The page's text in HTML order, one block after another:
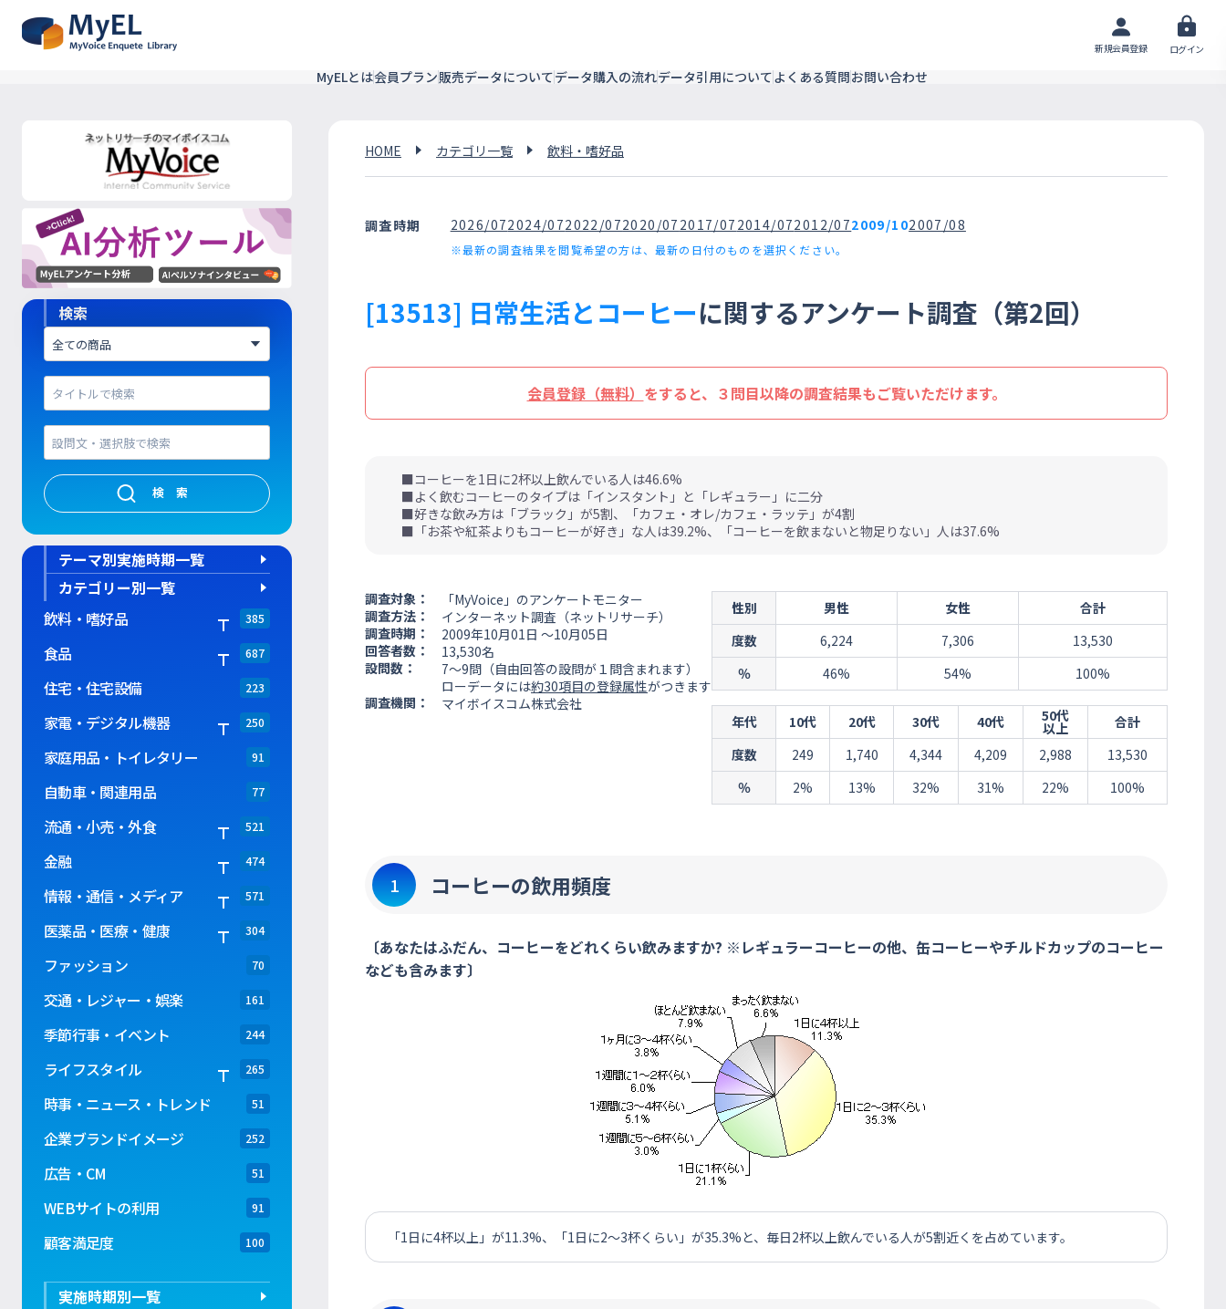
新規会員登録 ログイン
MyELとは会員プラン販売データについてデータ購入の流れデータ引用についてよくある質問お問い合わせ
検索
検索
テーマ別実施時期一覧
カテゴリー別一覧
飲料・嗜好品
385
食品 687
住宅・住宅設備 223
家電・デジタル機器 250
家庭用品・トイレタリー 91
自動車・関連用品 77
流通・小売・外食 521
金融 474
情報・通信・メディア 571
医薬品・医療・健康 304
ファッション 70
交通・レジャー・娯楽 161
季節行事・イベント 244
ライフスタイル 265
時事・ニュース・トレンド 51
企業ブランドイメージ 252
広告・CM 51
WEBサイトの利用 91
顧客満足度 100
実施時期別一覧
HOME カテゴリ一覧 飲料・嗜好品
調査時期 2026/072024/072022/072020/07 2017/07 2014/072012/072009/102007/08
※最新の調査結果を閲覧希望の方は、最新の日付のものを選択ください。
[13513] 日常生活とコーヒーに関するアンケート調査（第2回）
会員登録（無料） をすると、３問目以降の調査結果もご覧いただけます。
■コーヒーを1日に2杯以上飲んでいる人は46.6%
■よく飲むコーヒーのタイプは「インスタント」と「レギュラー」に二分
■好きな飲み方は「ブラック」が5割、「カフェ・オレ/カフェ・ラッテ」が4割
■「お茶や紅茶よりもコーヒーが好き」な人は39.2%、「コーヒーを飲まないと物足りない」人は37.6%
調査対象：
「MyVoice」のアンケートモニター
調査方法：
インターネット調査（ネットリサーチ）
調査時期：
2009年10月01日 ～10月05日
回答者数：
13,530名
設問数：
7～9問（自由回答の設問が１問含まれます）
ローデータには約30項目の登録属性がつきます
調査機関：
マイボイスコム株式会社
性別 男性 女性
合計
度数
6,224 7,306
13,530
％
46% 54% 100%
年代 10代 20代 30代 40代 50代
以上
合計
度数
249 1,740 4,344 4,209 2,988
13,530
％
2% 13% 32% 31% 22% 100%
1 コーヒーの飲用頻度
〔あなたはふだん、コーヒーをどれくらい飲みますか? ※レギュラーコーヒーの他、缶コーヒーやチルドカップのコーヒー
なども含みます〕
「1日に4杯以上」が11.3%、「1日に2～3杯くらい」が35.3%と、毎日2杯以上飲んでいる人が5割近くを占めています。